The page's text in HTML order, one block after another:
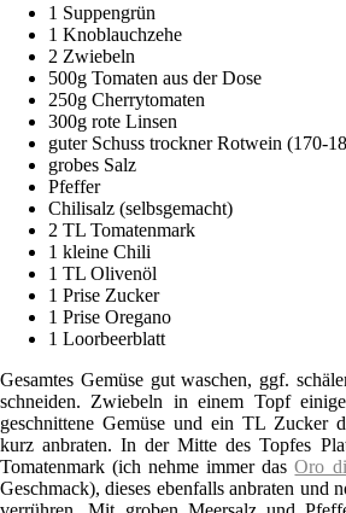
1 Suppengrün
1 Knoblauchzehe
2 Zwiebeln
500g Tomaten aus der Dose
250g Cherrytomaten
300g rote Linsen
guter Schuss trockner Rotwein (170-
grobes Salz
Pfeffer
Chilisalz (selbsgemacht)
2 TL Tomatenmark
1 kleine Chili
1 TL Olivenöl
1 Prise Zucker
1 Prise Oregano
1 Loorbeerblatt
Gesamtes Gemüse gut waschen, ggf.
schneiden. Zwiebeln in einem Topf
geschnittene Gemüse und ein TL Zucker
kurz anbraten. In der Mitte des Topfes
Tomatenmark (ich nehme immer dasOro
Geschmack), dieses ebenfalls anbraten und